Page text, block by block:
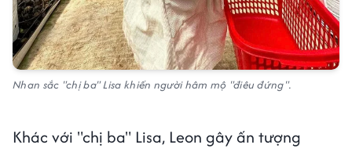
Nhan sắc "chị ba" Lisa khiến người hâm mộ "điêu đứng".
Khác với "chị ba" Lisa, Leon gây ấn tượng